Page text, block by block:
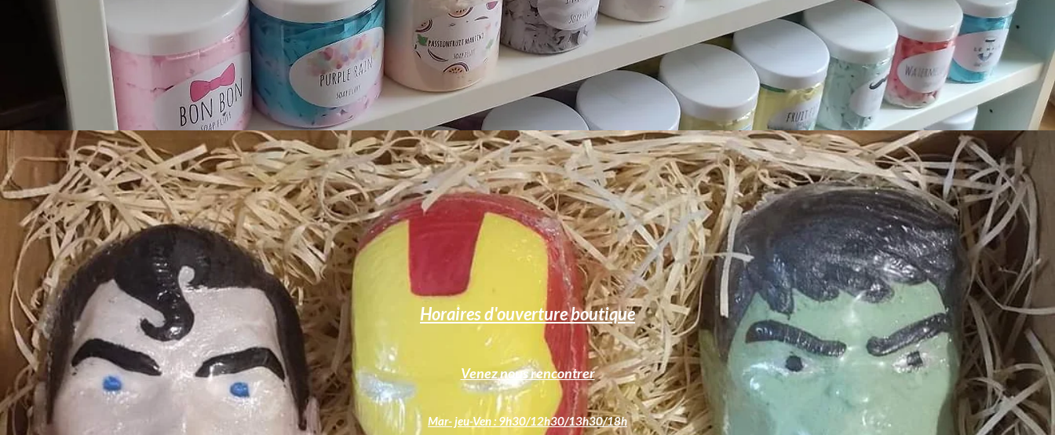
Horaires d'ouverture boutique
Venez nous rencontrer
Mar- jeu-Ven : 9h30/12h30/13h30/18h